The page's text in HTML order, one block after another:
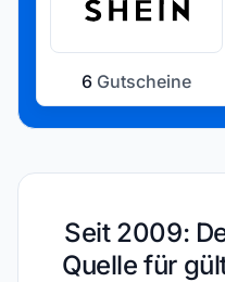
6 Gutscheine
Seit 2009:
Quelle für